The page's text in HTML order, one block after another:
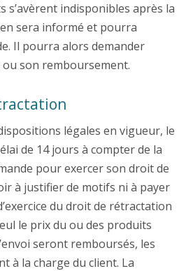
s’avèrent indisponibles après la
sera informé et pourra
Il pourra alors demander
ou son remboursement.
légales en vigueur, le
de 14 jours à compter de la
pour exercer son droit de
à justifier de motifs ni à payer
du droit de rétractation
le prix du ou des produits
seront remboursés, les
à la charge du client. La